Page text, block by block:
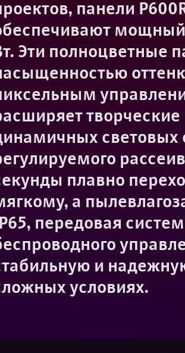
панели
мощный
Эти полноцветные
световых
плавно
а
IP65, передовая
и
условиях.